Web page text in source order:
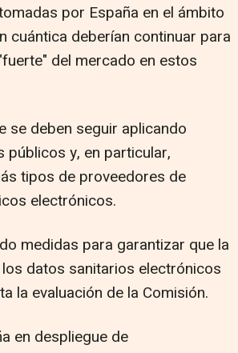
por España en el ámbito
cuántica deberían continuar para
del mercado en estos
se deben seguir aplicando
y, en particular,
tipos de proveedores de
electrónicos.
medidas para garantizar que la
datos sanitarios electrónicos
la evaluación de la Comisión.
en despliegue de